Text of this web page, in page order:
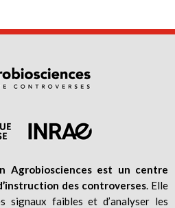
Agrobiosciences est un centre
des controverses . Elle
signaux faibles et d’analyser les